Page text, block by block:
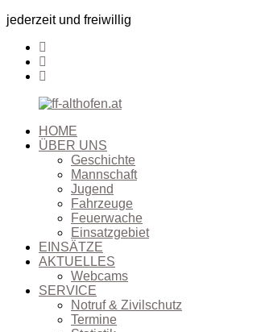
jederzeit und freiwillig
HOME
ÜBER UNS
Geschichte
Mannschaft
Jugend
Fahrzeuge
Feuerwache
Einsatzgebiet
EINSÄTZE
AKTUELLES
Webcams
SERVICE
Notruf & Zivilschutz
Termine